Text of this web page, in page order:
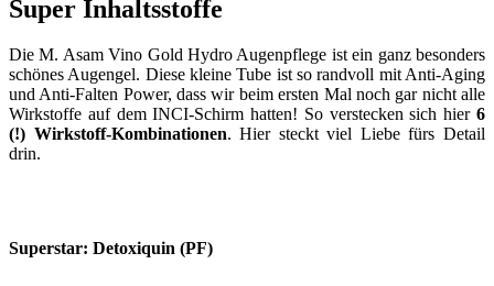
Super Inhaltsstoffe
Die M. Asam Vino Gold Hydro Augenpflege ist ein ganz besonders
schönes Augengel. Diese kleine Tube ist so randvoll mit Anti-Aging
und Anti-Falten Power, dass wir beim ersten Mal noch gar nicht alle
Wirkstoffe auf dem INCI-Schirm hatten! So verstecken sich hier 6
(!) Wirkstoff-Kombinationen. Hier steckt viel Liebe fürs Detail
drin.
Superstar: Detoxiquin (PF)